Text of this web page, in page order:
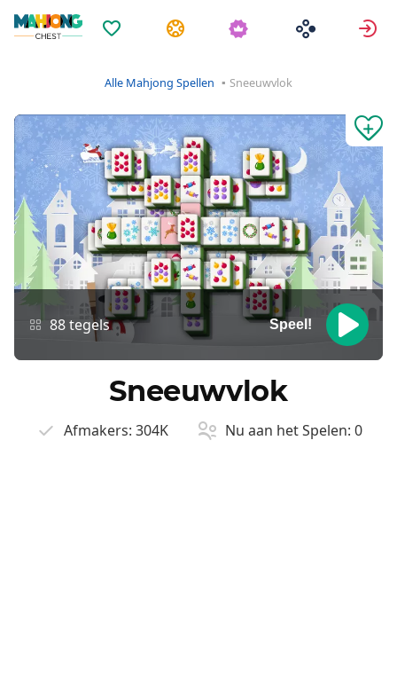
Favorieten Taken
Alle Mahjong Spellen Sneeuwvlok
88 tegels Speel!
Sneeuwvlok
Afmakers: 304K Nu aan het Spelen: 0